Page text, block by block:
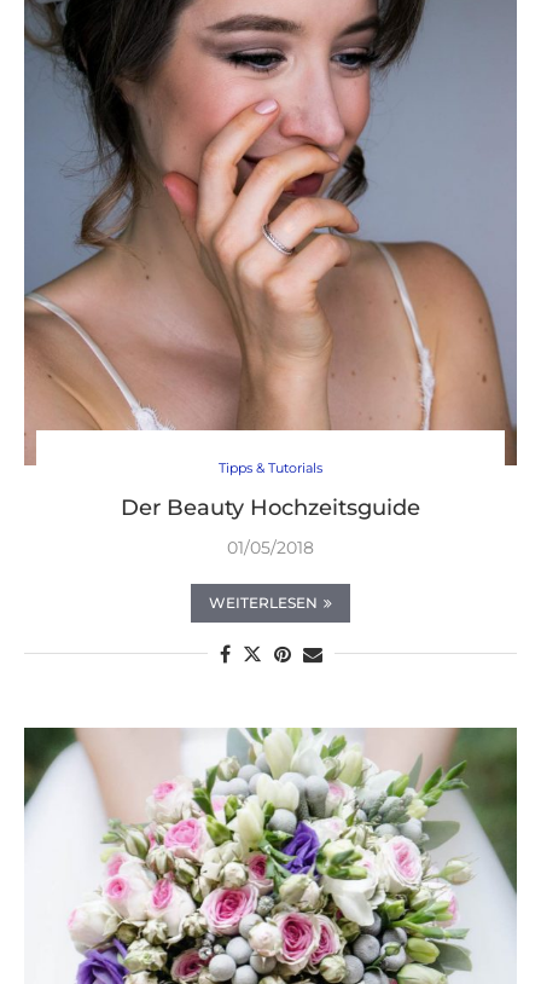
Tipps & Tutorials
Der Beauty Hochzeitsguide
01/05/2018
WEITERLESEN